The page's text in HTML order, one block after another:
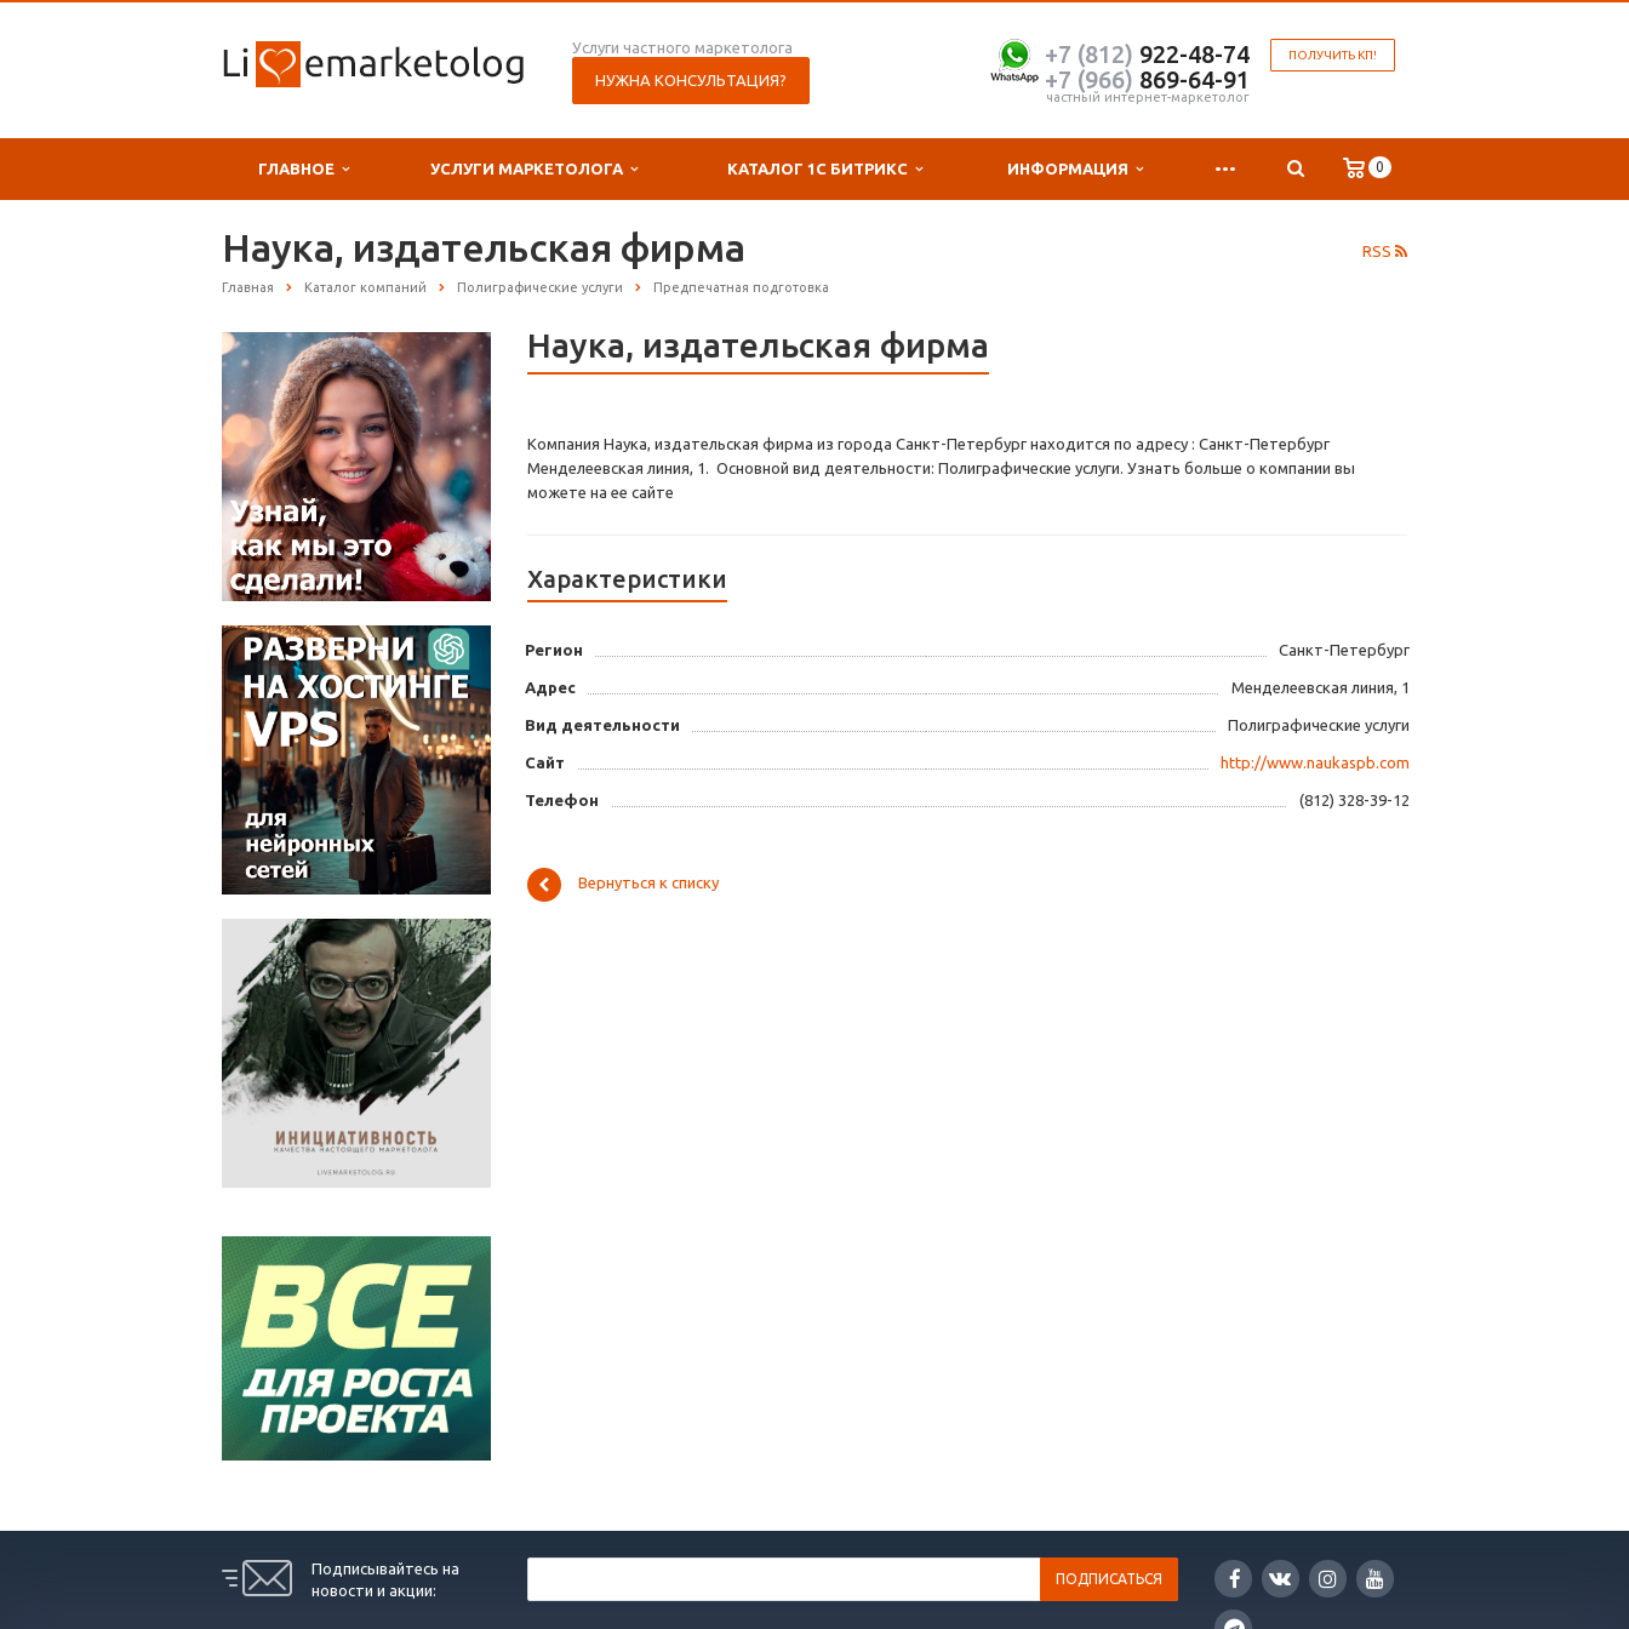
Услуги частного маркетолога
НУЖНА КОНСУЛЬТАЦИЯ?
ПОЛУЧИТЬ КП!
+7 (812) 922-48-74
+7 (966) 869-64-91
частный интернет-маркетолог
ГЛАВНОЕ УСЛУГИ МАРКЕТОЛОГА КАТАЛОГ 1С БИТРИКС ИНФОРМАЦИЯ ... 0
RSS
Наука, издательская фирма
Главная Каталог компаний Полиграфические услуги Предпечатная подготовка
Наука, издательская фирма
Компания Наука, издательская фирма из города Санкт-Петербург находится по адресу : Санкт-Петербург
Менделеевская линия, 1. Основной вид деятельности: Полиграфические услуги. Узнать больше о компании вы
можете на ее сайте
Характеристики
Регион Санкт-Петербург
Адрес Менделеевская линия, 1
Вид деятельности Полиграфические услуги
Сайт http://www.naukaspb.com
Телефон (812) 328-39-12
Вернуться к списку
Подписывайтесь на
новости и акции: